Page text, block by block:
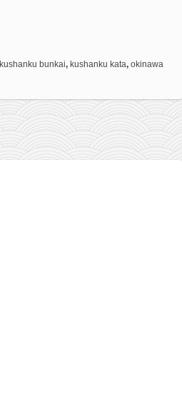
kushanku bunkai, kushanku kata, okinawa